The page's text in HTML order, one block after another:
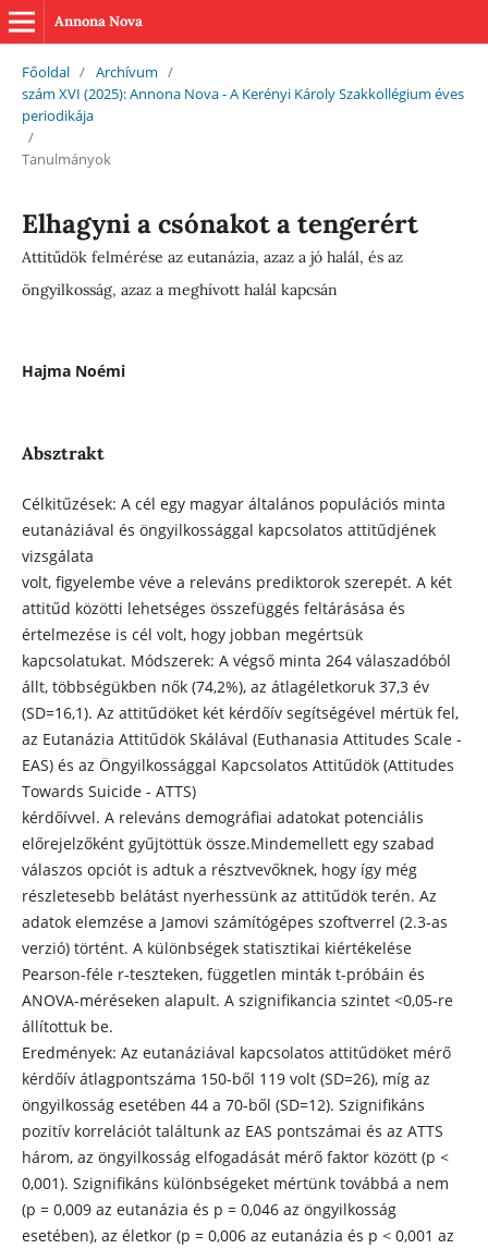
Annona Nova
Főoldal / Archívum /
szám XVI (2025): Annona Nova - A Kerényi Károly Szakkollégium éves
periodikája
/
Tanulmányok
Elhagyni a csónakot a tengerért
Attitűdök felmérése az eutanázia, azaz a jó halál, és az
öngyilkosság, azaz a meghívott halál kapcsán
Hajma Noémi
Absztrakt
Célkitűzések: A cél egy magyar általános populációs minta
eutanáziával és öngyilkossággal kapcsolatos attitűdjének
vizsgálata
volt, figyelembe véve a releváns prediktorok szerepét. A két
attitűd közötti lehetséges összefüggés feltárásása és
értelmezése is cél volt, hogy jobban megértsük
kapcsolatukat. Módszerek: A végső minta 264 válaszadóból
állt, többségükben nők (74,2%), az átlagéletkoruk 37,3 év
(SD=16,1). Az attitűdöket két kérdőív segítségével mértük fel,
az Eutanázia Attitűdök Skálával (Euthanasia Attitudes Scale -
EAS) és az Öngyilkossággal Kapcsolatos Attitűdök (Attitudes
Towards Suicide - ATTS)
kérdőívvel. A releváns demográfiai adatokat potenciális
előrejelzőként gyűjtöttük össze.Mindemellett egy szabad
válaszos opciót is adtuk a résztvevőknek, hogy így még
részletesebb belátást nyerhessünk az attitűdök terén. Az
adatok elemzése a Jamovi számítógépes szoftverrel (2.3-as
verzió) történt. A különbségek statisztikai kiértékelése
Pearson-féle r-teszteken, független minták t-próbáin és
ANOVA-méréseken alapult. A szignifikancia szintet <0,05-re
állítottuk be.
Eredmények: Az eutanáziával kapcsolatos attitűdöket mérő
kérdőív átlagpontszáma 150-ből 119 volt (SD=26), míg az
öngyilkosság esetében 44 a 70-ből (SD=12). Szignifikáns
pozitív korrelációt találtunk az EAS pontszámai és az ATTS
három, az öngyilkosság elfogadását mérő faktor között (p <
0,001). Szignifikáns különbségeket mértünk továbbá a nem
(p = 0,009 az eutanázia és p = 0,046 az öngyilkosság
esetében), az életkor (p = 0,006 az eutanázia és p < 0,001 az